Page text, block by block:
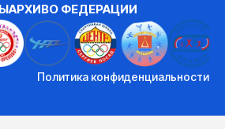
АРХИВО ФЕДЕРАЦИИ
Политика конфиденциальности